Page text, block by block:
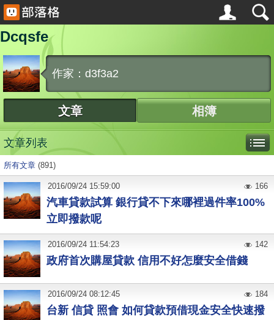
Dcqsfe
作家：d3f3a2
文章 相簿
文章列表
所有文章 (891)
汽車貸款試算 銀行貸不下來哪裡過件率100%
立即撥款呢
2016/09/24 15:59:00 166
政府首次購屋貸款 信用不好怎麼安全借錢
2016/09/24 11:54:23 142
台新 信貸 照會 如何貸款預借現金安全快速撥
2016/09/24 08:12:45 184